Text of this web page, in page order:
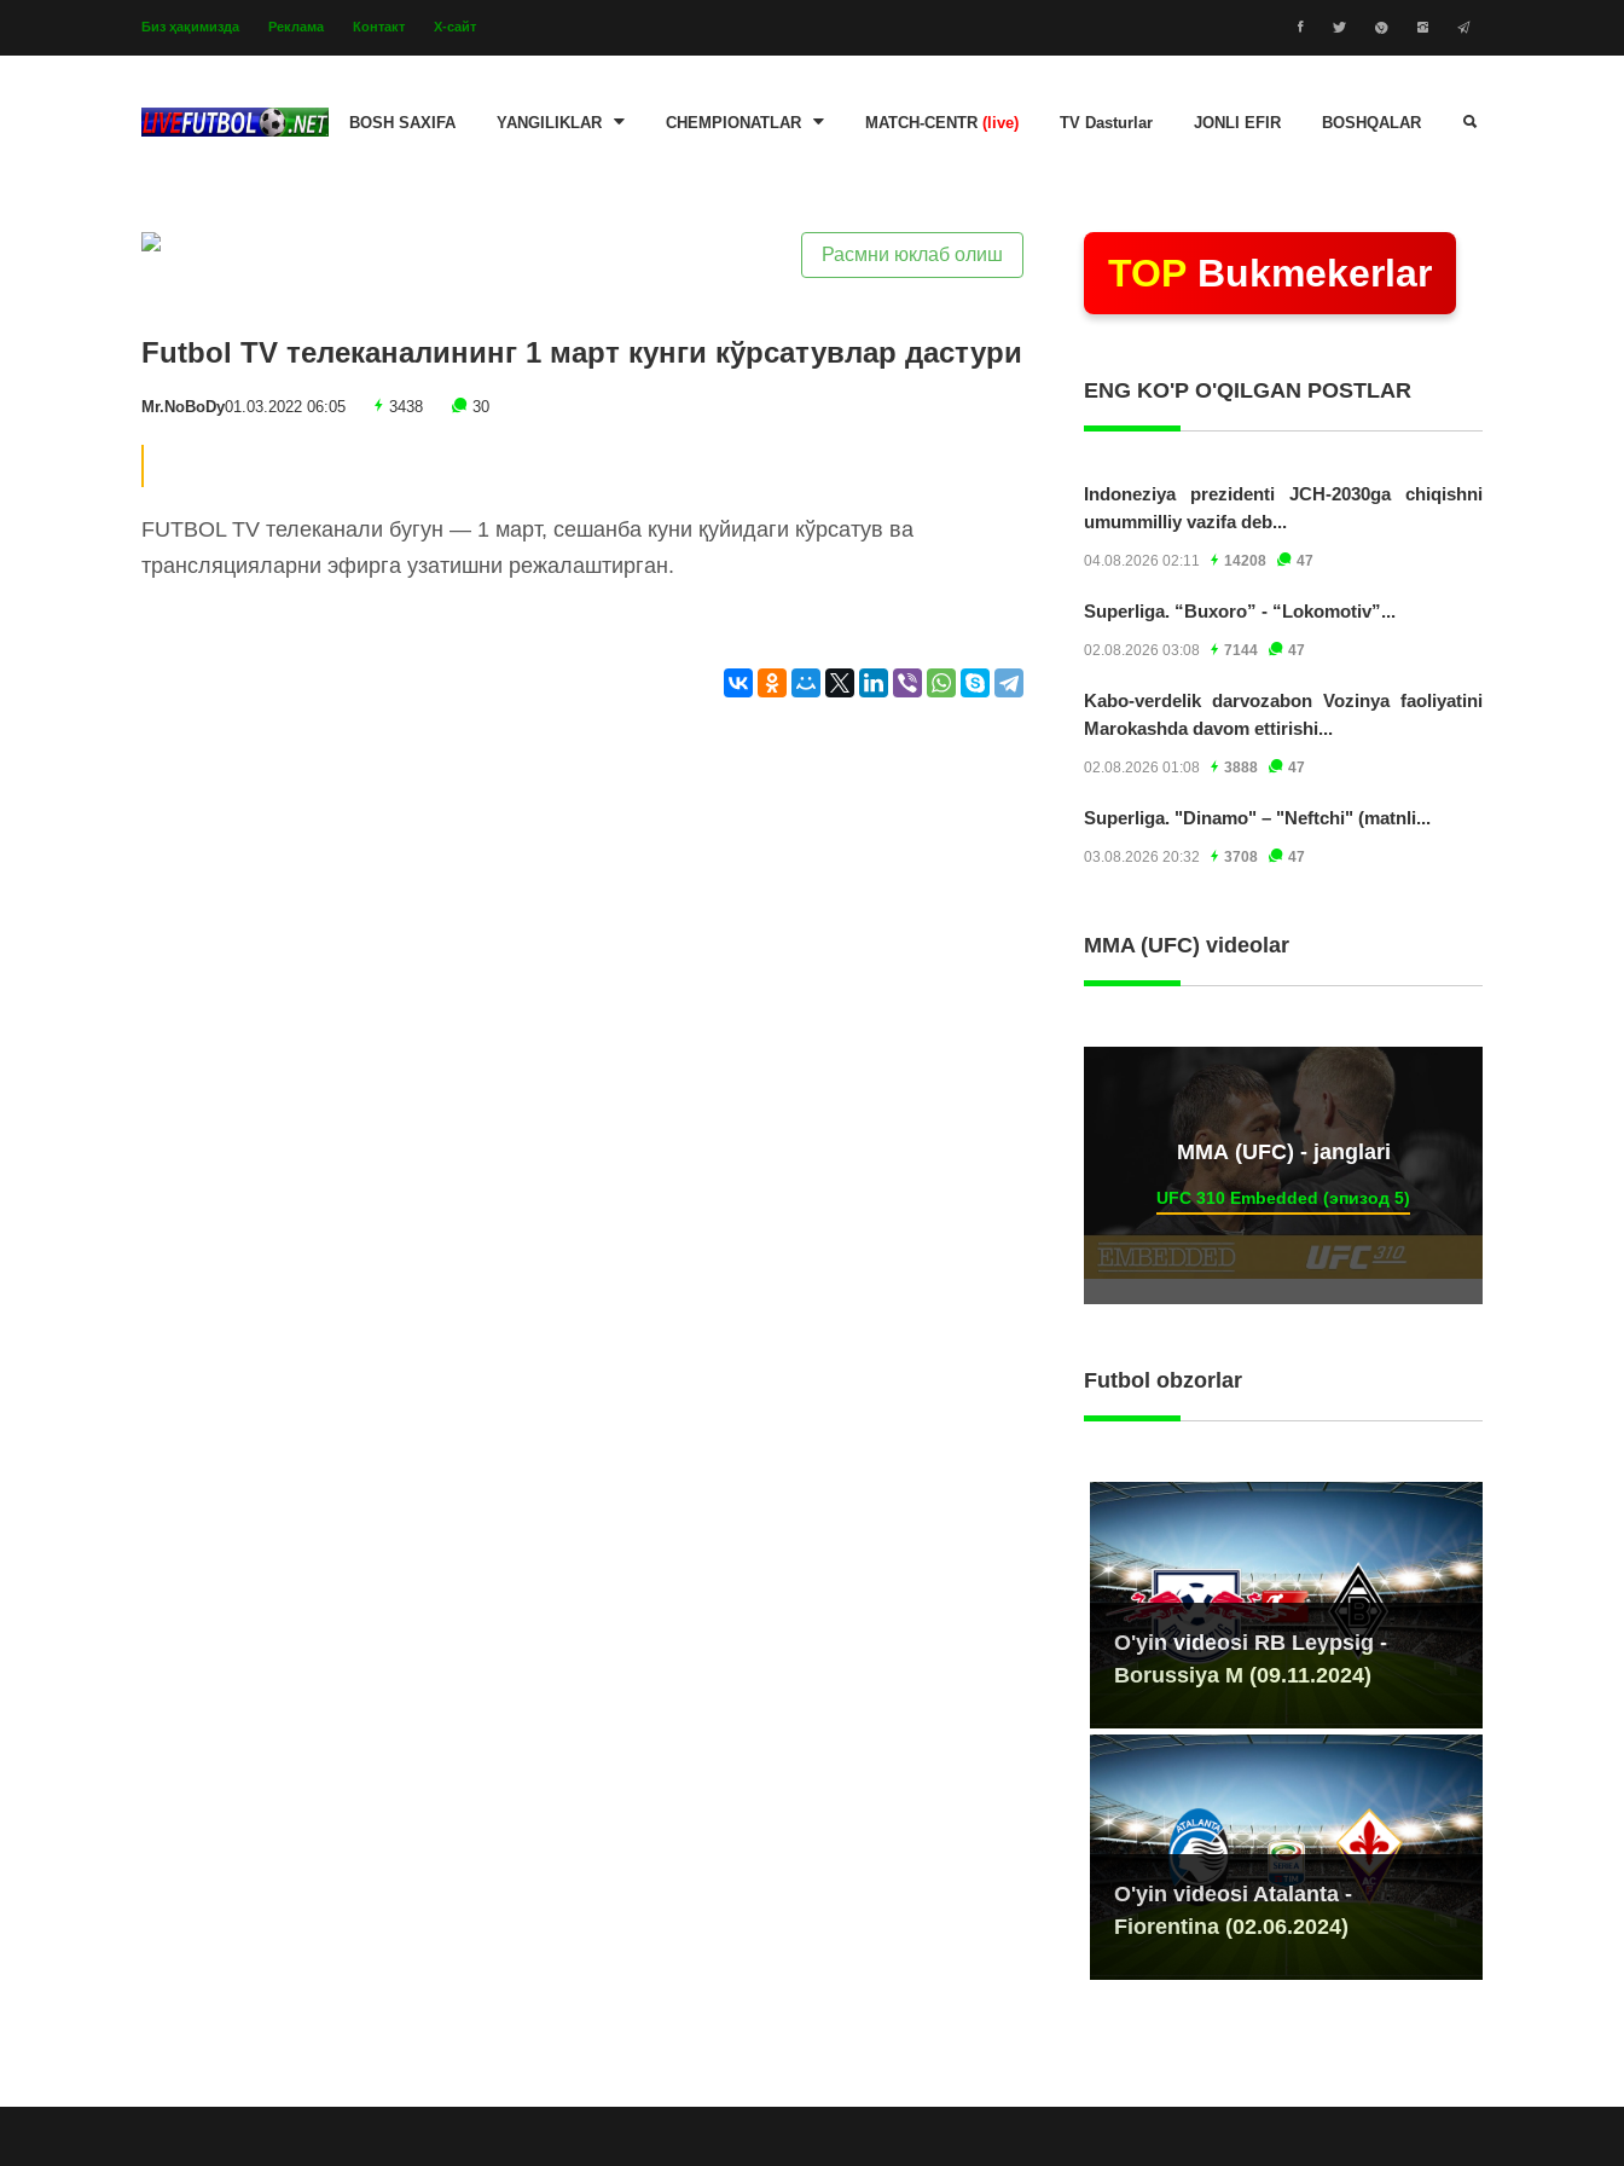
Биз ҳақимизда Реклама Контакт Х-сайт
BOSH SAXIFA YANGILIKLAR CHEMPIONATLAR MATCH-CENTR (live) TV Dasturlar JONLI EFIR BOSHQALAR
Расмни юклаб олиш
Futbol TV телеканалининг 1 март кунги кўрсатувлар дастури
Mr.NoBoDy01.03.2022 06:05 3438 30
FUTBOL TV телеканали бугун — 1 март, сешанба куни қуйидаги кўрсатув ва
трансляцияларни эфирга узатишни режалаштирган.
TOP Bukmekerlar
ENG KO'P O'QILGAN POSTLAR
Indoneziya prezidenti JCH-2030ga chiqishni
umummilliy vazifa deb...
04.08.2026 02:11 14208 47
Superliga. “Buxoro” - “Lokomotiv”...
02.08.2026 03:08 7144 47
Kabo-verdelik darvozabon Vozinya faoliyatini
Marokashda davom ettirishi...
02.08.2026 01:08 3888 47
Superliga. "Dinamo" – "Neftchi" (matnli...
03.08.2026 20:32 3708 47
MMA (UFC) videolar
ММА (UFC) - janglari
UFC 310 Embedded (эпизод 5)
Futbol obzorlar
O'yin videosi RB Leypsig -
Borussiya M (09.11.2024)
O'yin videosi Atalanta -
Fiorentina (02.06.2024)